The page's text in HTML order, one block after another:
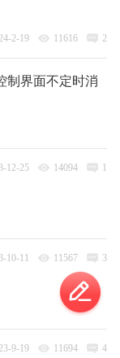
2-19 11616 2
制界面不定时消
12-25 14094 1
10-11 11567 3
9-19 11694 4